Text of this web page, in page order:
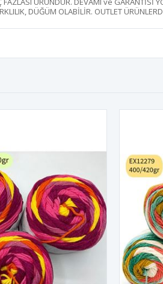
DÜĞÜM OLABİLİR. OUTLET